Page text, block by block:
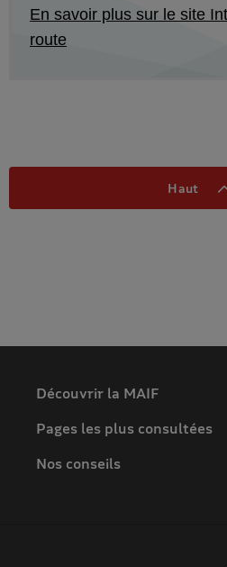
En savoir plus sur le site
route
Haut
Découvrir la MAIF
Pages les plus consultées
Nos conseils